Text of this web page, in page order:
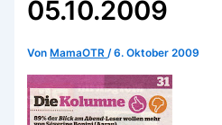
05.10.2009
Von MamaOTR/6. Oktober 2009